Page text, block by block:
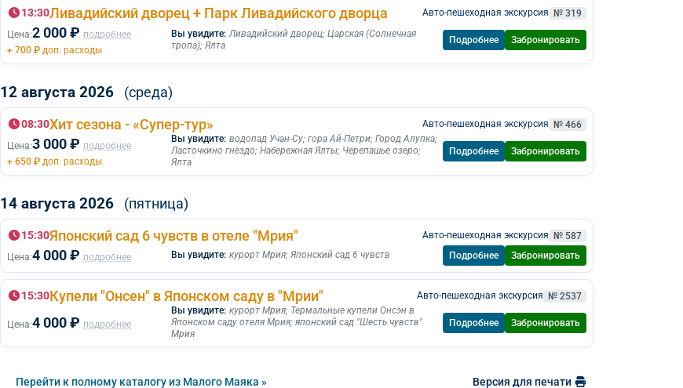
13:30 № 319
Ливадийский дворец + Парк Ливадийского дворца
Авто-пешеходная экскурсия
Цена:2 000 ₽ подробнее
+ 700 ₽ доп. расходы
Вы увидите: Ливадийский дворец; Царская (Солнечная
тропа); Ялта Подробнее Забронировать
12 августа 2026 (среда)
08:30 № 466
Хит сезона - «Супер-тур»
Авто-пешеходная экскурсия
Цена:3 000 ₽ подробнее
+ 650 ₽ доп. расходы
Вы увидите: водопад Учан-Су; гора Ай-Петри; Город Алупка;
Ласточкино гнездо; Набережная Ялты; Черепашье озеро;
Ялта
Подробнее Забронировать
14 августа 2026 (пятница)
15:30 № 587
Японский сад 6 чувств в отеле "Мрия"
Авто-пешеходная экскурсия
Цена:4 000 ₽ подробнее Вы увидите: курорт Мрия; Японский сад 6 чувств Подробнее Забронировать
15:30 № 2537
Купели "Онсен" в Японском саду в "Мрии" Авто-пешеходная экскурсия
Цена:4 000 ₽ подробнее
Вы увидите: курорт Мрия; Термальные купели Онсэн в
Японском саду отеля Мрия; японский сад "Шесть чувств"
Мрия
Подробнее Забронировать
Перейти к полному каталогу из Малого Маяка » Версия для печати